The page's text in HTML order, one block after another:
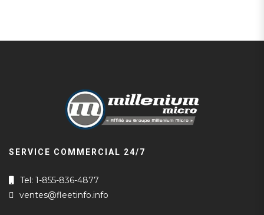
SERVICE COMMERCIAL 24/7
Tel: 1-855-836-4877
ventes@fleetinfo.info